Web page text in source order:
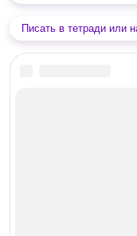
Писать в тетради или